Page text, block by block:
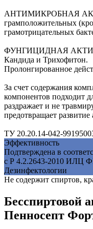
АНТИМИКРОБНАЯ
грамположительных
грамотрицательных
ФУНГИЦИДНАЯ
Кандида и Трихофитон.
Пролонгированное
За счет содержания
компонентов подходит
раздражает и не
предотвращает
ТУ 20.20.14-042-
Эффективность
Подтверждена в
с Р 4.2.2643-2010
Дезинфектологии
Не содержит спиртов,
Бесспиртовой
Пенносепт